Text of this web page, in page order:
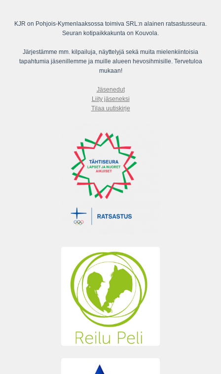
KJR on Pohjois-Kymenlaaksossa toimiva SRL:n alainen ratsastusseura.
Seuran kotipaikkakunta on Kouvola.
Järjestämme mm. kilpailuja, näyttelyjä sekä muita mielenkiintoisia
tapahtumia jäsenillemme ja muille alueen hevosihmisille. Tervetuloa
mukaan!
Jäsenedut
Liity jäseneksi
Tilaa uutiskirje